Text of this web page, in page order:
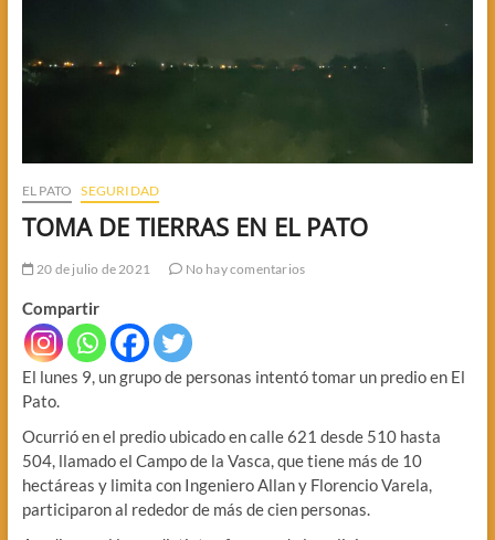
EL PATO SEGURIDAD
TOMA DE TIERRAS EN EL PATO
20 de julio de 2021 No hay comentarios
Compartir
El lunes 9, un grupo de personas intentó tomar un predio en El
Pato.
Ocurrió en el predio ubicado en calle 621 desde 510 hasta
504, llamado el Campo de la Vasca, que tiene más de 10
hectáreas y limita con Ingeniero Allan y Florencio Varela,
participaron al rededor de más de cien personas.